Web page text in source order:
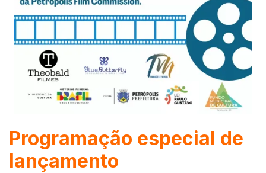
Programação especial de
lançamento